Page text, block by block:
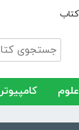
علوم کامپیوتر